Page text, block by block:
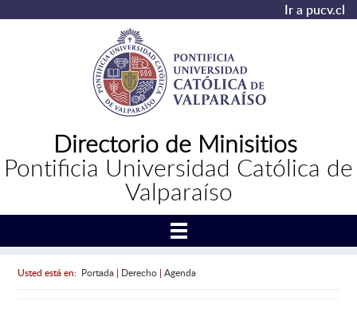
Ir a pucv.cl
Directorio de Minisitios
Pontificia Universidad Católica de
Valparaíso
Usted está en: Portada| Derecho| Agenda